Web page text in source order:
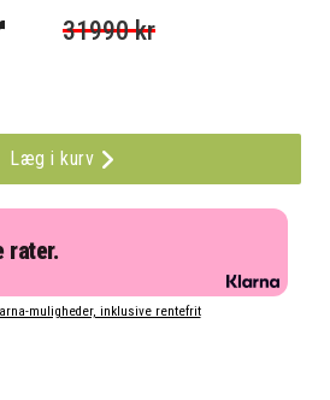
31990 kr
Læg i kurv
rater.
muligheder, inklusive rentefrit